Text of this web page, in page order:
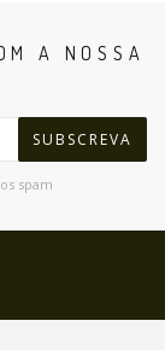
A NOSSA
SUBSCREVA
spam